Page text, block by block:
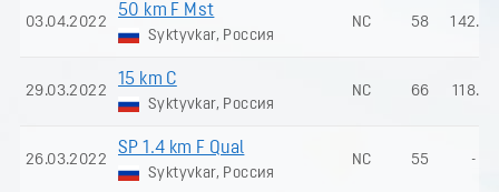
03.04.2022
50 km F Mst
Syktyvkar, Россия
NC 58 142.15
29.03.2022
15 km C
Syktyvkar, Россия
NC 66 118.17
26.03.2022
SP 1.4 km F Qual
Syktyvkar, Россия
NC 55 -